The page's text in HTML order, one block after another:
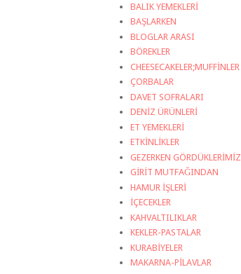
BALIK YEMEKLERİ
BAŞLARKEN
BLOGLAR ARASI
BÖREKLER
CHEESECAKELER;MUFFİNLER
ÇORBALAR
DAVET SOFRALARI
DENİZ ÜRÜNLERİ
ET YEMEKLERİ
ETKİNLİKLER
GEZERKEN GÖRDÜKLERİMİZ
GİRİT MUTFAĞINDAN
HAMUR İŞLERİ
İÇECEKLER
KAHVALTILIKLAR
KEKLER-PASTALAR
KURABİYELER
MAKARNA-PİLAVLAR